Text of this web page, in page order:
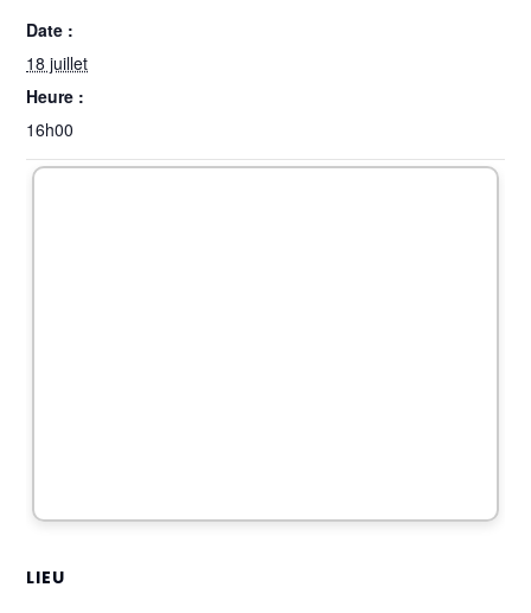
Date :
18 juillet
Heure :
16h00
LIEU